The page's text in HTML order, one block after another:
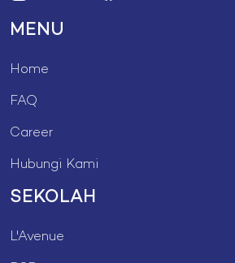
MENU
Home
FAQ
Career
Hubungi Kami
SEKOLAH
L'Avenue